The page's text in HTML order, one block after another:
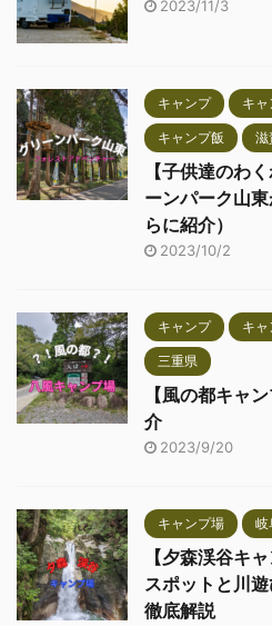
2023/11/3
キャンプ キ
キャンプ飯 滋
【子供達のわ
ーンパーク山
らに紹介）
2023/10/2
キャンプ キ
三重県
【風の都キャ
介
2023/9/20
キャンプ場 岐
【夕森渓谷キ
スポットと川
徹底解説